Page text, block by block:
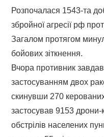
Розпочалася 1543-та
збройної агресії рф
Загалом протягом
бойових зіткнення.
Вчора противник
застосуванням двох
скинувши 270
застосував 9153 дрони-
обстрілів населених